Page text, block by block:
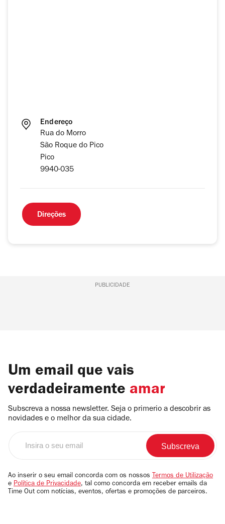
Endereço
Rua do Morro
São Roque do Pico
Pico
9940-035
Direções
PUBLICIDADE
Um email que vais
verdadeiramente amar
Subscreva a nossa newsletter. Seja o primerio a descobrir as
novidades e o melhor da sua cidade.
email
Ao inserir o seu email concorda com os nossos Termos de Utilização
e Política de Privacidade, tal como concorda em receber emails da
Time Out com notícias, eventos, ofertas e promoções de parceiros.